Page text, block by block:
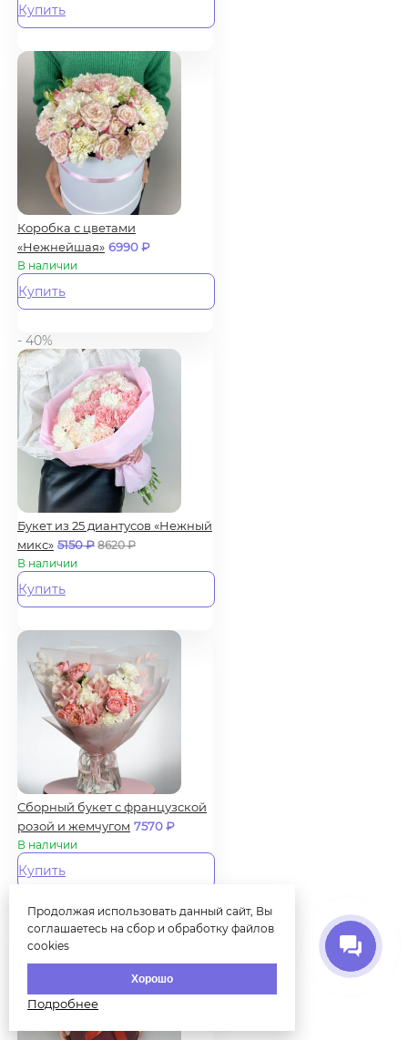
Купить
Коробка с цветами
«Нежнейшая» 6990₽
В наличии
Купить
- 40%
Букет из 25 диантусов «Нежный
микс» 5150₽ 8620₽
В наличии
Купить
Сборный букет с французской
розой и жемчугом 7570₽
В наличии
Купить
Продолжая использовать данный сайт, Вы
соглашаетесь на сбор и обработку файлов
cookies
Хорошо
Подробнее